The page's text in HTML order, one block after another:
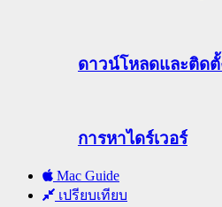
ดาวน์โหลดและติดตั้
การหาไดร์เวอร์
Mac Guide
เปรียบเทียบ